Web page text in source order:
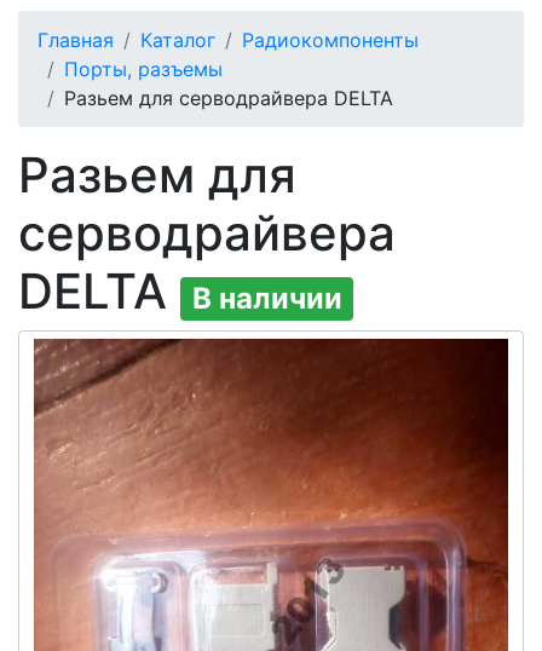
Главная Каталог
Радиокомпоненты
Порты, разъемы
Разьем для серводрайвера DELTA
Разьем для
серводрайвера
DELTA
В наличии